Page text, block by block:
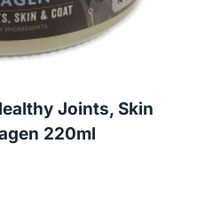
Joints, Skin
220ml